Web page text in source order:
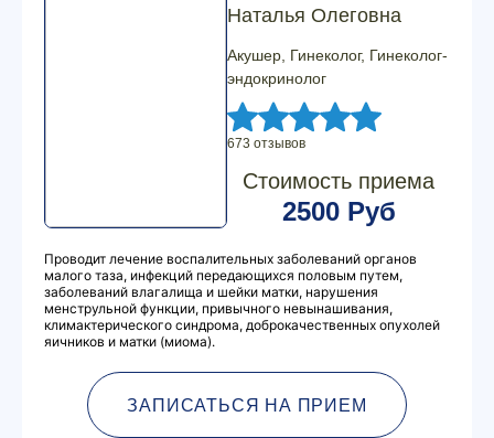
Наталья Олеговна
Акушер, Гинеколог, Гинеколог-
эндокринолог
673 отзывов
Стоимость приема
2500 Руб
Проводит лечение воспалительных заболеваний органов
малого таза, инфекций передающихся половым путем,
заболеваний влагалища и шейки матки, нарушения
менструльной функции, привычного невынашивания,
климактерического синдрома, доброкачественных опухолей
яичников и матки (миома).
ЗАПИСАТЬСЯ НА ПРИЕМ